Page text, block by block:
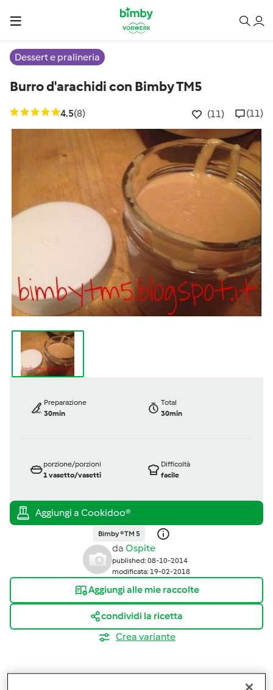
Dessert e pralineria
Burro d'arachidi con Bimby TM5
4.5(8) (11) (11)
Preparazione
30min
Total
30min
porzione/porzioni
1vasetto/vasetti
Difficoltà
facile
Bimby ® TM 5
da Ospite
published: 08-10-2014
modificata: 19-02-2018
Aggiungi alle mie raccolte
condividi la ricetta
Crea variante